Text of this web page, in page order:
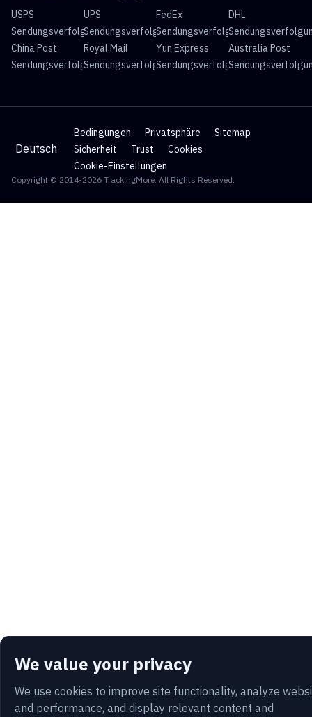
We value your privacy
We use cookies to improve site functionality, analyze
and performance, and display relevant content and
USPS
Sendungsverfolgung
UPS
Sendungsverfolgung
FedEx
Sendungsverfolgung
DHL
China Post
Sendungsverfolgung
Royal Mail
Sendungsverfolgung
Yun Express
Sendungsverfolgung
Australia Post
Deutsch
Bedingungen Privatsphäre
Sitemap
Sicherheit
Trust
Cookies
Cookie-Einstellungen
Copyright © 2014-2026 TrackingMore. All Rights Reserved.